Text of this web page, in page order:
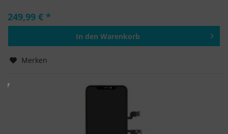
249,99 € *
In den Warenkorb
Merken